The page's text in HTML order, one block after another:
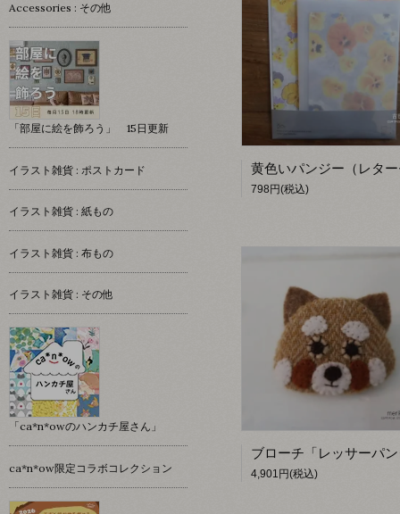
798円(税込)
4,901円(税込)
Accessories : その他
「部屋に絵を飾ろう」 15日更新
イラスト雑貨 : ポストカード
イラスト雑貨 : 紙もの
イラスト雑貨 : 布もの
イラスト雑貨 : その他
「ca*n*owのハンカチ屋さん」
ca*n*ow限定コラボコレクション